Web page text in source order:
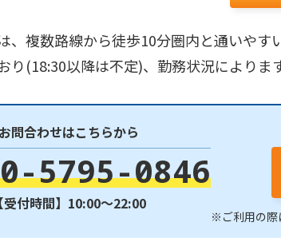
、複数路線から徒歩10分圏内と通いや
り(18:30以降は不定)、勤務状況によりま
お問合わせはこちらから
5795-0846
【受付時間】10:00〜22:00
※ご利用の際